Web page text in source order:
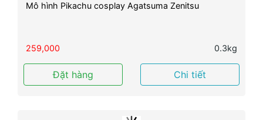
Mô hình Pikachu cosplay Agatsuma Zenitsu
259,000 0.3kg
Đặt hàng Chi tiết